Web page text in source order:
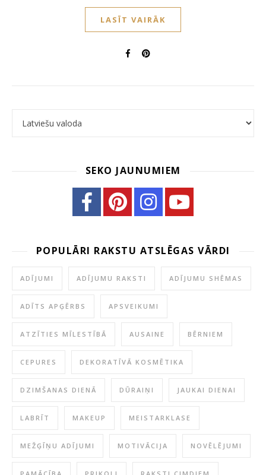
LASĪT VAIRĀK
Choose a language
SEKO JAUNUMIEM
POPULĀRI RAKSTU ATSLĒGAS VĀRDI
ADĪJUMI ADĪJUMU RAKSTI ADĪJUMU SHĒMAS
ADĪTS APĢĒRBS APSVEIKUMI
ATZĪTIES MĪLESTĪBĀ AUSAINE BĒRNIEM
CEPURES DEKORATĪVĀ KOSMĒTIKA
DZIMŠANAS DIENĀ DŪRAIŅI JAUKAI DIENAI
LABRĪT MAKEUP MEISTARKLASE
MEŽĢĪŅU ADĪJUMI MOTIVĀCIJA NOVĒLĒJUMI